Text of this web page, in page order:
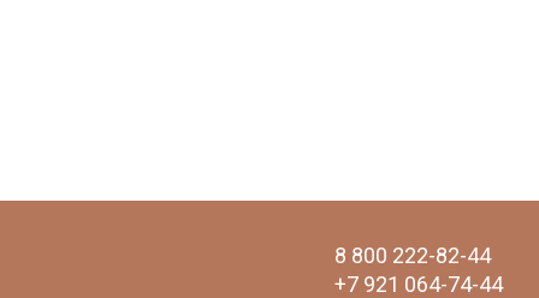
8 800 222-82-44
+7 921 064-74-44